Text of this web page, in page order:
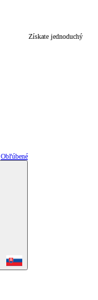
Získate jednoduchý
Obľúbené